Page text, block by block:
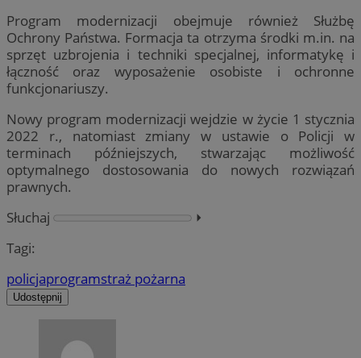
Program modernizacji obejmuje również Służbę
Ochrony Państwa. Formacja ta otrzyma środki m.in. na
sprzęt uzbrojenia i techniki specjalnej, informatykę i
łączność oraz wyposażenie osobiste i ochronne
funkcjonariuszy.
Nowy program modernizacji wejdzie w życie 1 stycznia
2022 r., natomiast zmiany w ustawie o Policji w
terminach późniejszych, stwarzając możliwość
optymalnego dostosowania do nowych rozwiązań
prawnych.
Słuchaj
⏵︎
Tagi:
policjaprogramstraż pożarna
Udostępnij